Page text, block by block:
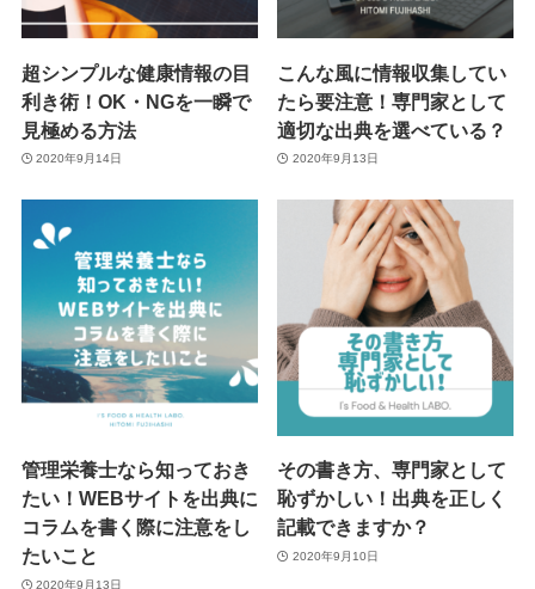
超シンプルな健康情報の目
利き術！OK・NGを一瞬で
見極める方法
2020年9月14日
こんな風に情報収集してい
たら要注意！専門家として
適切な出典を選べている？
2020年9月13日
管理栄養士なら知っておき
たい！WEBサイトを出典に
コラムを書く際に注意をし
たいこと
2020年9月13日
その書き方、専門家として
恥ずかしい！出典を正しく
記載できますか？
2020年9月10日